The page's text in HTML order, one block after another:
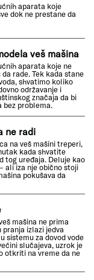
aparata koje
dok ne prestane da
veš mašina
aparata koje ne
rade. Tek kada stane
shvatimo koliko
održavanje i
značaja da bi
bez problema.
ne radi
na veš mašini treperi,
kada shvatite
tog uređaja. Deluje kao
ali iza nje obično stoji
pokušava da
mašina ne prima
pranja izlazi jedva
sistemu za dovod vode
slučajeva, uzrok je
otkriti na vreme da ne